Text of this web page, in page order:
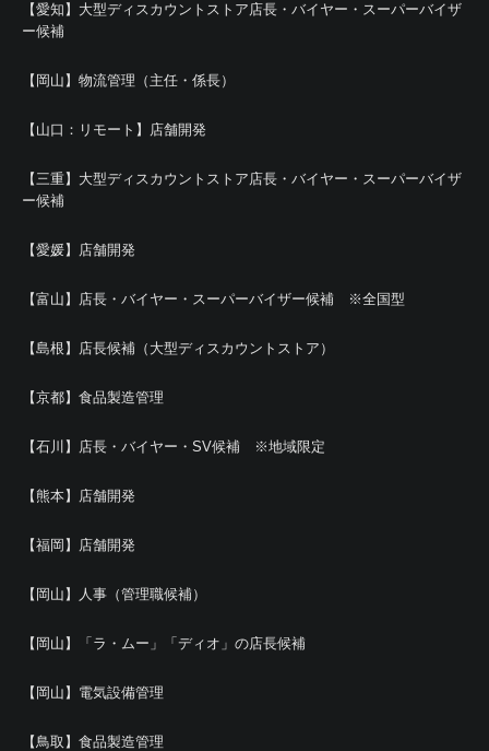
【愛知】大型ディスカウントストア店長・バイヤー・スーパーバイザ
ー候補
【岡山】物流管理（主任・係長）
【山口：リモート】店舗開発
【三重】大型ディスカウントストア店長・バイヤー・スーパーバイザ
ー候補
【愛媛】店舗開発
【富山】店長・バイヤー・スーパーバイザー候補 ※全国型
【島根】店長候補（大型ディスカウントストア）
【京都】食品製造管理
【石川】店長・バイヤー・SV候補 ※地域限定
【熊本】店舗開発
【福岡】店舗開発
【岡山】人事（管理職候補）
【岡山】「ラ・ムー」「ディオ」の店長候補
【岡山】電気設備管理
【鳥取】食品製造管理